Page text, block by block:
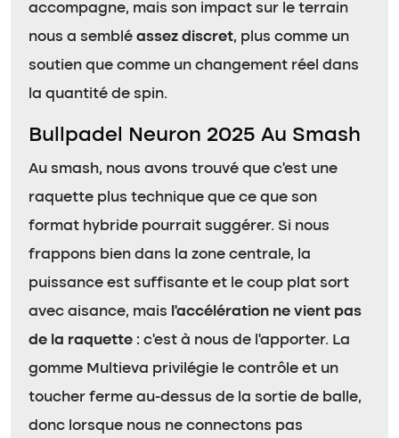
accompagne, mais son impact sur le terrain
nous a semblé assez discret, plus comme un
soutien que comme un changement réel dans
la quantité de spin.
Bullpadel Neuron 2025 Au Smash
Au smash, nous avons trouvé que c’est une
raquette plus technique que ce que son
format hybride pourrait suggérer. Si nous
frappons bien dans la zone centrale, la
puissance est suffisante et le coup plat sort
avec aisance, mais l’accélération ne vient pas
de la raquette : c’est à nous de l’apporter. La
gomme Multieva privilégie le contrôle et un
toucher ferme au-dessus de la sortie de balle,
donc lorsque nous ne connectons pas